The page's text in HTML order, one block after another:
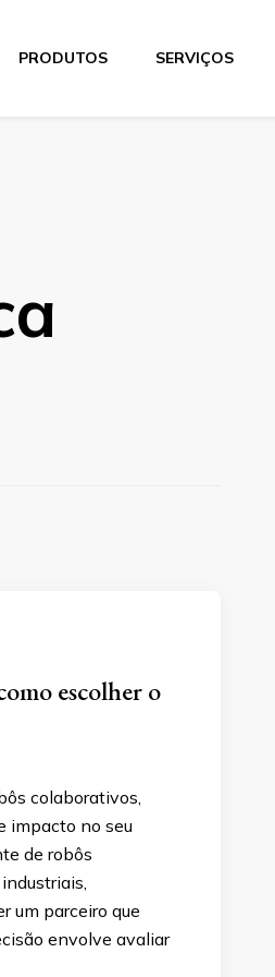
PRODUTOS SERVIÇOS
escolher o
colaborativos,
impacto no seu
de robôs
um parceiro que
envolve avaliar